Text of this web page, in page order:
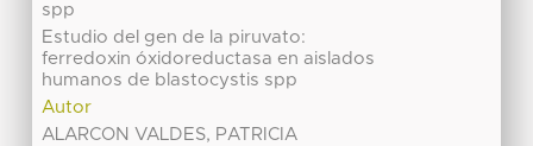
spp
Estudio del gen de la piruvato:
ferredoxin óxidoreductasa en aislados
humanos de blastocystis spp
Autor
ALARCON VALDES, PATRICIA